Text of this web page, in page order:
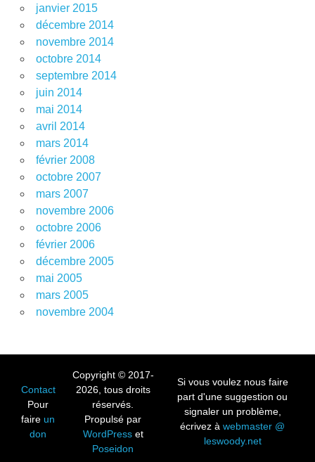
janvier 2015
décembre 2014
novembre 2014
octobre 2014
septembre 2014
juin 2014
mai 2014
avril 2014
mars 2014
février 2008
octobre 2007
mars 2007
novembre 2006
octobre 2006
février 2006
décembre 2005
mai 2005
mars 2005
novembre 2004
Contact
Pour
faire un
don
Copyright © 2017-
2026, tous droits
réservés.
Propulsé par
WordPresset
Poseidon
Si vous voulez nous faire
part d'une suggestion ou
signaler un problème,
écrivez à webmaster @
leswoody.net